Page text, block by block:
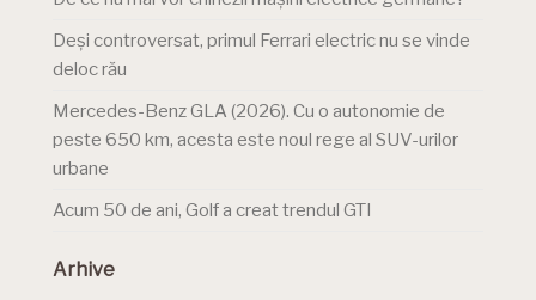
Deși controversat, primul Ferrari electric nu se vinde
deloc rău
Mercedes-Benz GLA (2026). Cu o autonomie de
peste 650 km, acesta este noul rege al SUV-urilor
urbane
Acum 50 de ani, Golf a creat trendul GTI
Arhive